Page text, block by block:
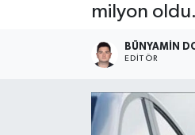
milyon oldu.
BÜNYAMIN
EDITÖR
Çavdarhisar
Domaniç
Dumlupınar
Haber Arşivi